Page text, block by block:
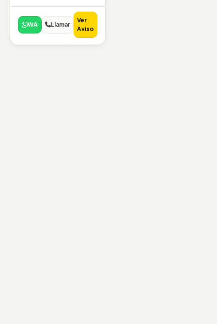
WA Llamar
Ver
Aviso